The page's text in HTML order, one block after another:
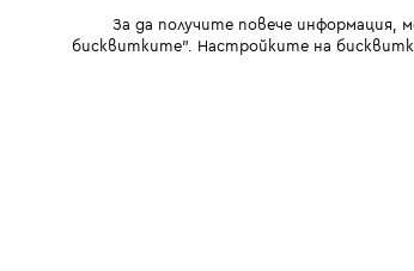
За да получите повече информация,
бисквитките". Настройките на